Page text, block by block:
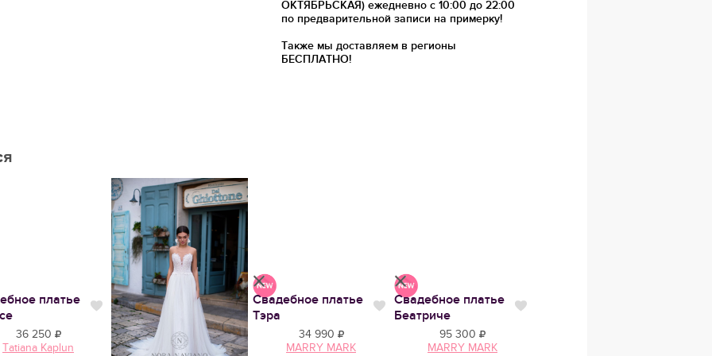
ОКТЯБРЬСКАЯ) ежедневно с 10:00 до 22:00
по предварительной записи на примерку!
Также мы доставляем в регионы
БЕСПЛАТНО!
платье
Нравится
36 250
Tatiana Kaplun
Свадебное платье
Тэра
Нравится
34 990
MARRY MARK
Свадебное платье
Беатриче
95 300
MARRY MARK